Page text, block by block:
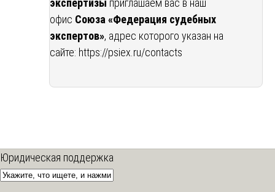
экспертизы приглашаем вас в наш
офис Союза «Федерация судебных
экспертов», адрес которого указан на
сайте: https://psiex.ru/contacts
Юридическая поддержка